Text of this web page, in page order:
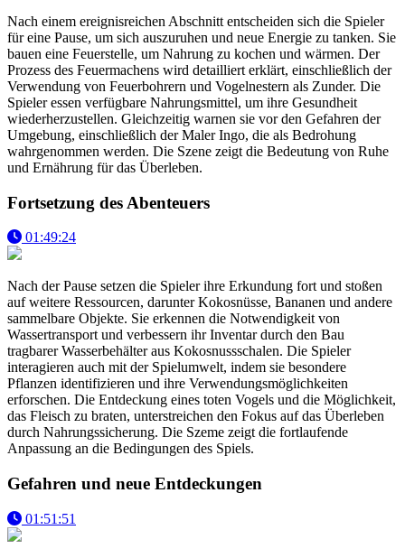
Nach einem ereignisreichen Abschnitt entscheiden sich die Spieler
für eine Pause, um sich auszuruhen und neue Energie zu tanken. Sie
bauen eine Feuerstelle, um Nahrung zu kochen und wärmen. Der
Prozess des Feuermachens wird detailliert erklärt, einschließlich der
Verwendung von Feuerbohrern und Vogelnestern als Zunder. Die
Spieler essen verfügbare Nahrungsmittel, um ihre Gesundheit
wiederherzustellen. Gleichzeitig warnen sie vor den Gefahren der
Umgebung, einschließlich der Maler Ingo, die als Bedrohung
wahrgenommen werden. Die Szene zeigt die Bedeutung von Ruhe
und Ernährung für das Überleben.
Fortsetzung des Abenteuers
01:49:24
Nach der Pause setzen die Spieler ihre Erkundung fort und stoßen
auf weitere Ressourcen, darunter Kokosnüsse, Bananen und andere
sammelbare Objekte. Sie erkennen die Notwendigkeit von
Wassertransport und verbessern ihr Inventar durch den Bau
tragbarer Wasserbehälter aus Kokosnussschalen. Die Spieler
interagieren auch mit der Spielumwelt, indem sie besondere
Pflanzen identifizieren und ihre Verwendungsmöglichkeiten
erforschen. Die Entdeckung eines toten Vogels und die Möglichkeit,
das Fleisch zu braten, unterstreichen den Fokus auf das Überleben
durch Nahrungssicherung. Die Szeme zeigt die fortlaufende
Anpassung an die Bedingungen des Spiels.
Gefahren und neue Entdeckungen
01:51:51